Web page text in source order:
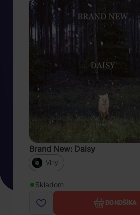
Brand New: Daisy
Vinyl
Skladom
DO KOŠÍKA